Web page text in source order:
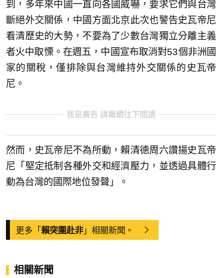
到，多年來中國一直向各國威嚇，要求它們與台灣
斷絕外交關係，中國方面北京此次也警告史瓦帝尼
看清歷史的大勢，不要為了少數台灣獨立分離主義
者火中取慄。在週五，中國宣布取消對53個非洲國
家的關稅，僅排除與台灣維持外交關係的史瓦帝
尼。
我是廣告 請繼續往下閱讀
然而，史瓦帝尼不為所動，賴清德周六讚揚史瓦帝
尼「堅定抵制各種外交和經濟壓力，並透過具體行
動為台灣的國際地位發聲」。
更多「賴突圍赴非」相關新聞。
相關新聞